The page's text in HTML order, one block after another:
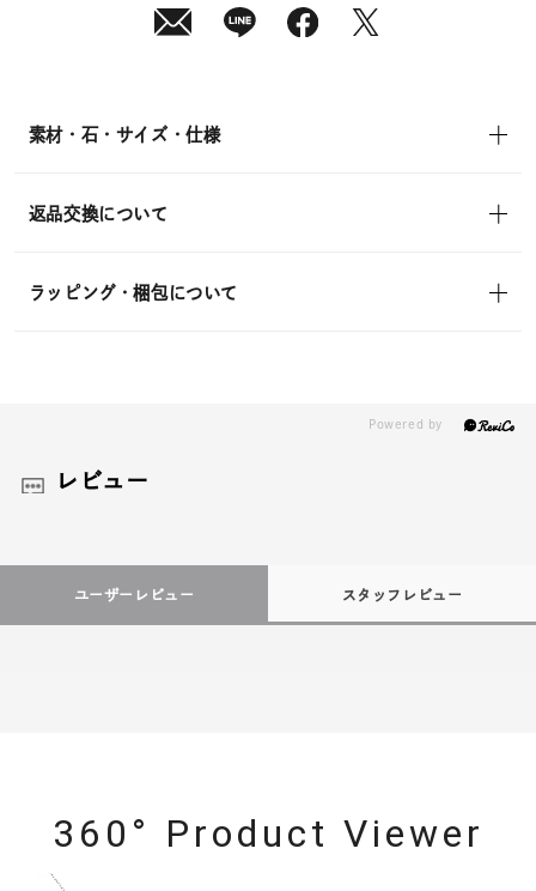
素材・石・サイズ・仕様
返品交換について
ラッピング・梱包について
レビュー
ユーザーレビュー スタッフレビュー
360° Product Viewer